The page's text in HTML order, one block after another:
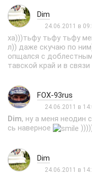
Dim
24.06.2011 в
ха)))тьфу тьфу тьфу
л)) даже скучаю по
опщался с
тавской край и в
FOX-93rus
24.06.2011 в
Dim, ну а меня неодин
сь наверное
Dim
24.06.2011 в